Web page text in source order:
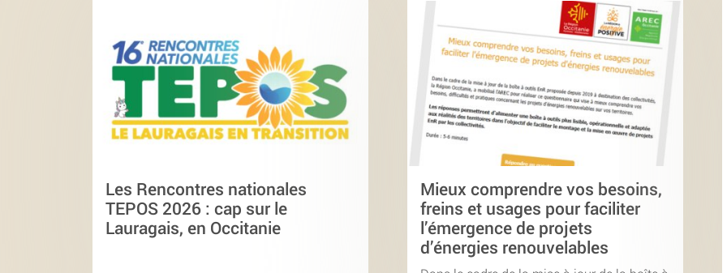
Les Rencontres nationales
TEPOS 2026 : cap sur le
Lauragais, en Occitanie
Mieux comprendre vos besoins,
freins et usages pour faciliter
l’émergence de projets
d’énergies renouvelables